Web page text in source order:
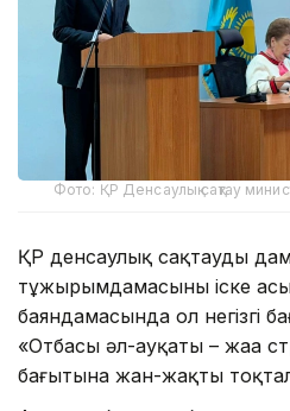
Фото: ҚР Денсаулық сақтау
ҚР денсаулық сақтауды
тұжырымдамасының іске
баяндамасында ол негізгі
«Отбасы әл-ауқаты – жаңа
бағытына жан-жақты